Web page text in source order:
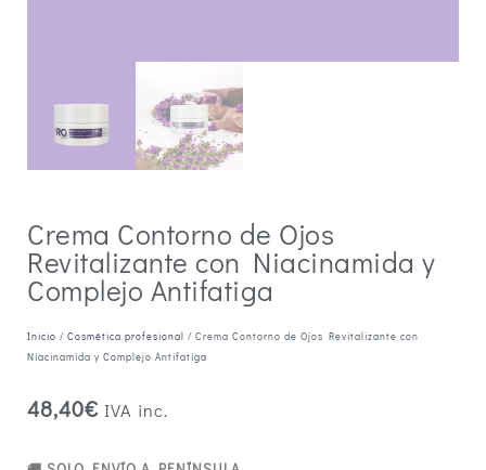
Crema Contorno de Ojos
Revitalizante con Niacinamida y
Complejo Antifatiga
Inicio / Cosmética profesional / Crema Contorno de Ojos Revitalizante con
Niacinamida y Complejo Antifatiga
48,40€ IVA inc.